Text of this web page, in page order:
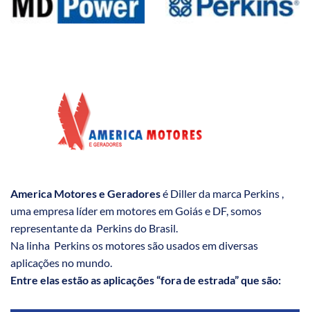
America Motores e Geradoresé Diller da marca Perkins ,
uma empresa líder em motores em Goiás e DF, somos
representante da Perkins do Brasil.
Na linha Perkins os motores são usados em diversas
aplicações no mundo.
Entre elas estão as aplicações “fora de estrada” que são: